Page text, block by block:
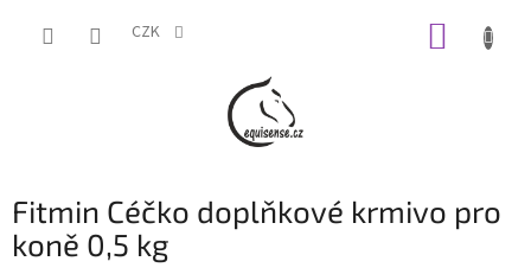
CZK
Fitmin Céčko doplňkové krmivo pro
koně 0,5 kg